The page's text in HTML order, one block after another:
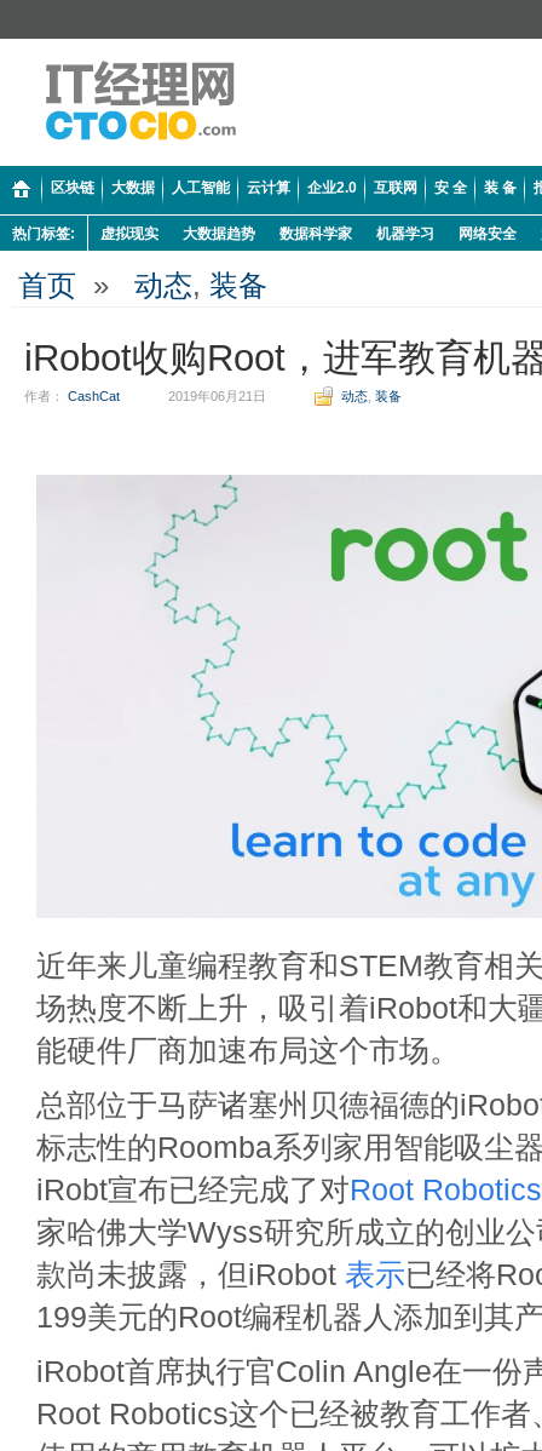
区块链 大数据 人工智能 云计算 企业2.0 互联网 安 全 装 备
热门标签: 虚拟现实 大数据趋势 数据科学家 机器学习 网络安全
首页 » 动态, 装备
iRobot收购Root，进军教育机
作者： CashCat 2019年06月21日 动态 装备
近年来儿童编程教育和STEM教育相
场热度不断上升，吸引着iRobot和大
能硬件厂商加速布局这个市场。
总部位于马萨诸塞州贝德福德的
标志性的Roomba系列家用智能吸尘
iRobt宣布已经完成了对Root Robotics
家哈佛大学Wyss研究所成立的创业
款尚未披露，但iRobot 表示已经将
199美元的Root编程机器人添加到其
iRobot首席执行官Colin Angle在一份
Root Robotics这个已经被教育工作